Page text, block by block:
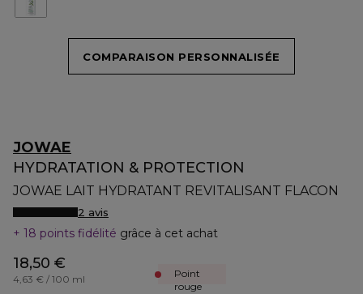
COMPARAISON PERSONNALISÉE
JOWAE
HYDRATATION & PROTECTION
JOWAE LAIT HYDRATANT REVITALISANT FLACON
2 avis
18 points fidélité grâce à cet achat
18,50 €
4,63 € / 100 ml
Point
rouge